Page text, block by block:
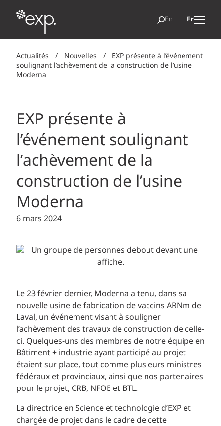
Actualités / Nouvelles /
EXP présente à l’événement
soulignant l’achèvement de la construction de l’usine
Moderna
EXP présente à
l’événement soulignant
l’achèvement de la
construction de l’usine
Moderna
6 mars 2024
Le 23 février dernier, Moderna a tenu, dans sa
nouvelle usine de fabrication de vaccins ARNm de
Laval, un événement visant à souligner
l’achèvement des travaux de construction de celle-
ci. Quelques-uns des membres de notre équipe en
Bâtiment + industrie ayant participé au projet
étaient sur place, tout comme plusieurs ministres
fédéraux et provinciaux, ainsi que nos partenaires
pour le projet, CRB, NFOE et BTL.
La directrice en Science et technologie d’EXP et
chargée de projet dans le cadre de cette